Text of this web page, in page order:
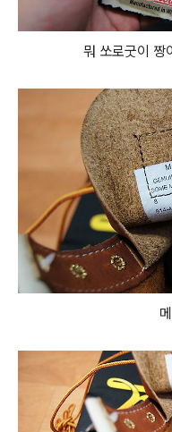
뭐 쏘로굿이 짱